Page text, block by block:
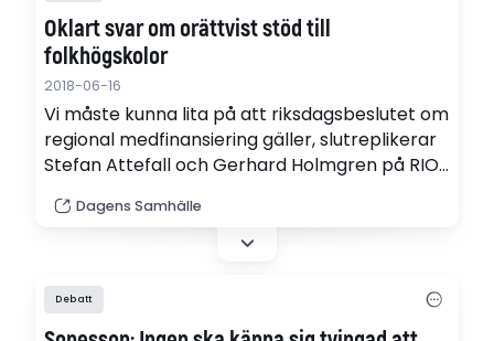
Oklart svar om orättvist stöd till
folkhögskolor
2018-06-16
Vi måste kunna lita på att riksdagsbeslutet om
regional medfinansiering gäller, slutreplikerar
Stefan Attefall och Gerhard Holmgren på RIO
regioner i genomsnitt ger 61 000 kronor till de
egna folkhögskolorna och 13 000 kronor till de
Dagens Samhälle
Debatt